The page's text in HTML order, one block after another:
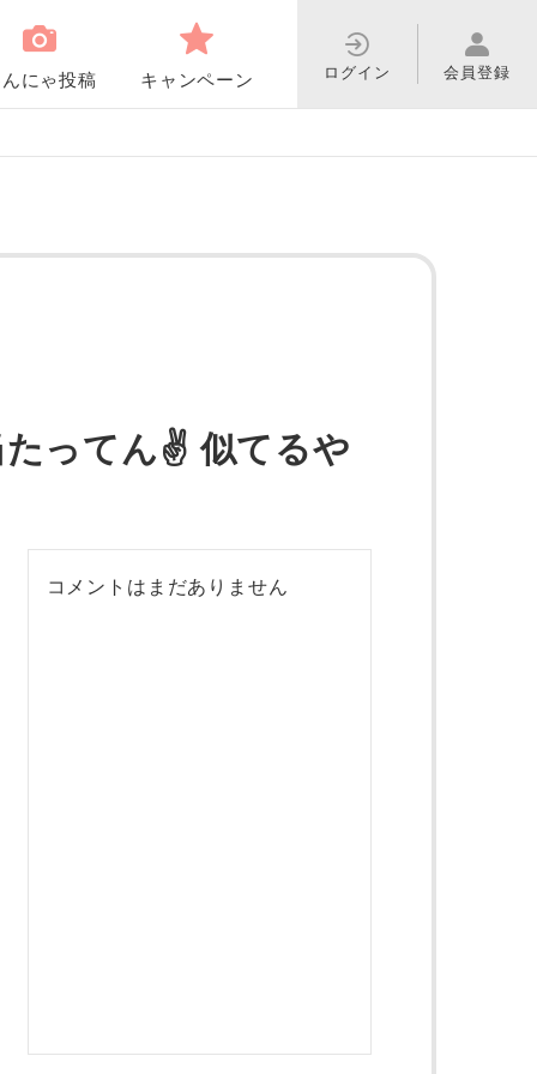
ログイン 会員登録
にゃ投稿 キャンペーン
ってん✌️ 似てるや
コメントはまだありません